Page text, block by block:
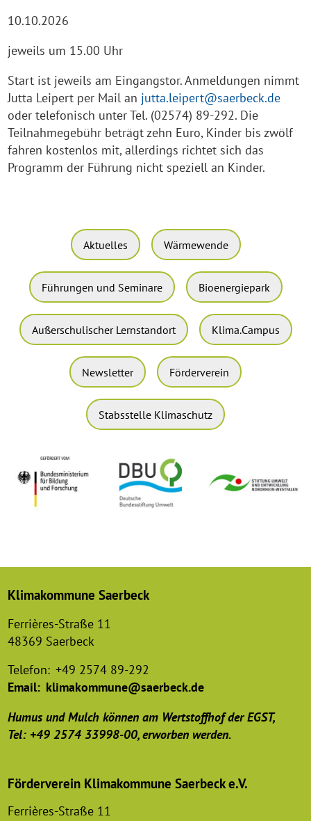
10.10.2026
jeweils um 15.00 Uhr
Start ist jeweils am Eingangstor. Anmeldungen nimmt
Jutta Leipert per Mail an jutta.leipert@saerbeck.de
oder telefonisch unter Tel. (02574) 89-292. Die
Teilnahmegebühr beträgt zehn Euro, Kinder bis zwölf
fahren kostenlos mit, allerdings richtet sich das
Programm der Führung nicht speziell an Kinder.
Aktuelles Wärmewende
Führungen und Seminare Bioenergiepark
Außerschulischer Lernstandort Klima.Campus
Newsletter Förderverein
Stabsstelle Klimaschutz
Klimakommune Saerbeck
Ferrières-Straße 11
48369 Saerbeck
Telefon: +49 2574 89-292
Email: klimakommune@saerbeck.de
Humus und Mulch können am Wertstoffhof der EGST,
Tel: +49 2574 33998-00, erworben werden.
Förderverein Klimakommune Saerbeck e.V.
Ferrières-Straße 11